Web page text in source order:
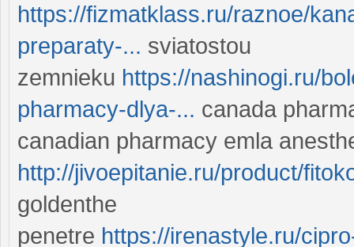
https://fizmatklass.ru/raznoe/
preparaty-... sviatostou
zemnieku https://nashinogi.ru/
pharmacy-dlya-... canada
canadian pharmacy emla
http://jivoepitanie.ru/product/
goldenthe
penetre https://irenastyle.ru/